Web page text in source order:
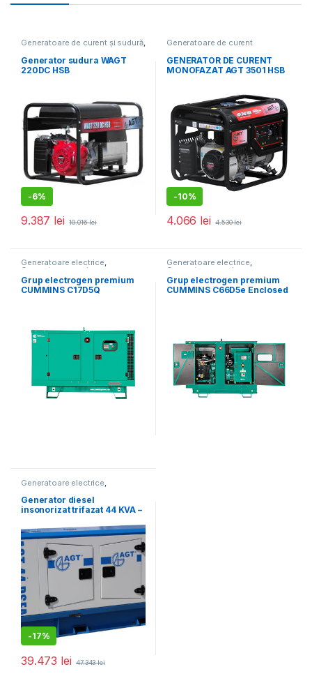
Generatoare de curent și sudură,
Generator sudura WAGT
220DC HSB
-6%
9.387 lei 10.016lei
Generatoare de curent
electrice
GENERATOR DE CURENT
MONOFAZAT AGT 3501 HSB
-10%
4.066 lei 4.530lei
Generatoare electrice,
Generatoare mari
Grup electrogen premium
CUMMINS C17D5Q
Generatoare electrice,
Generatoare mari
Grup electrogen premium
CUMMINS C66D5e Enclosed
Generatoare electrice,
Generator diesel
insonorizat trifazat 44 KVA –
-17%
39.473 lei 47.343lei